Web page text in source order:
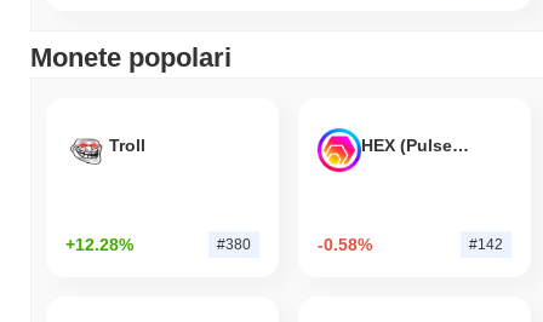
Monete popolari
Troll
+12.28% #380
HEX (Pulsechain)
-0.58% #142